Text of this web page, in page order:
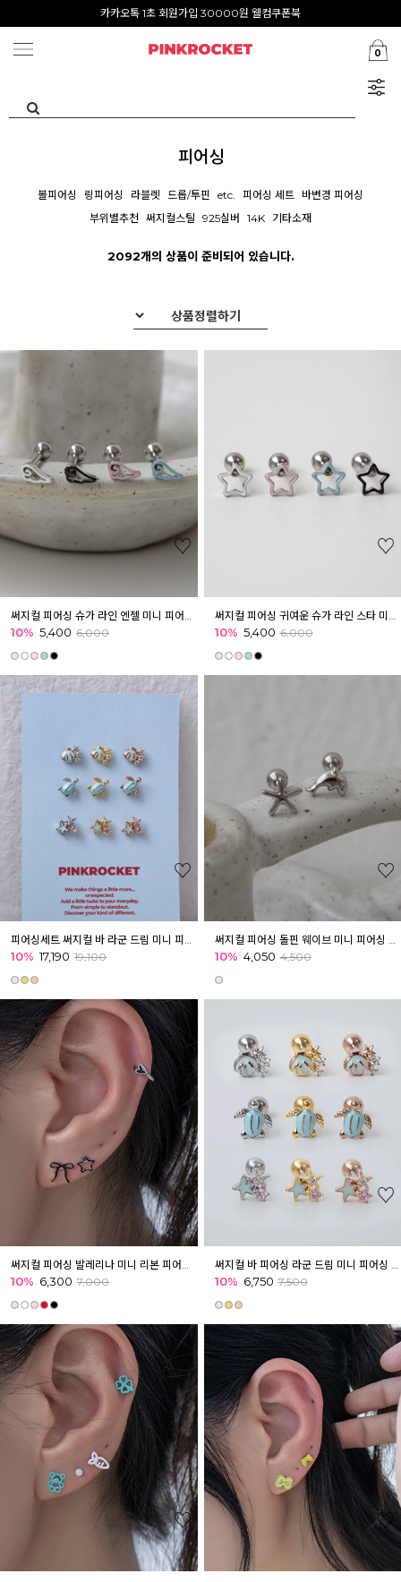
첫구매 특가존 50%
0
피어싱
볼피어싱 링피어싱 라블렛 드롭/투핀 etc. 피어싱 세트 바변경 피어싱
부위별추천 써지컬스틸 925실버 14K 기타소재
2092개의 상품이 준비되어 있습니다.
10% 5,400 6,000 10% 5,400 6,000
피어싱세트 써지컬 바 라군 드림 미니 피어싱 [3개] 마린
10% 17,190 19,100
써지컬 피어싱 돌핀 웨이브 미니 피어싱 귓볼 아웃컨츠 귓바퀴 여름피어싱
10% 4,050 4,500
10% 6,300 7,000 10% 6,750 7,500